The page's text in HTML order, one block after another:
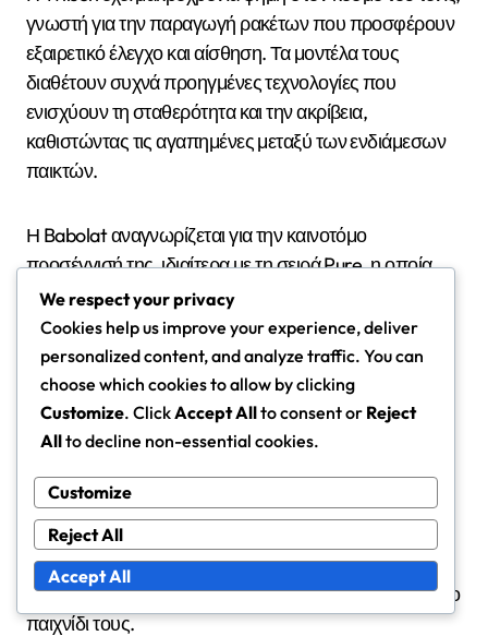
γνωστή για την παραγωγή ρακέτων που προσφέρουν
εξαιρετικό έλεγχο και αίσθηση. Τα μοντέλα τους
διαθέτουν συχνά προηγμένες τεχνολογίες που
ενισχύουν τη σταθερότητα και την ακρίβεια,
καθιστώντας τις αγαπημένες μεταξύ των ενδιάμεσων
παικτών.
Η Babolat αναγνωρίζεται για την καινοτόμο
προσέγγισή της, ιδιαίτερα με τη σειρά Pure, η οποία
συνδυάζει δύναμη με έλεγχο. Οι ρακέτες τους είναι
σχεδιασμένες για να παρέχουν εξαιρετική αίσθηση,
επιτρέποντας στους παίκτες να εκτελούν ακριβή
χτυπήματα αποτελεσματικά.
Η Head έχει καθιερωθεί ως ηγέτης στην τεχνολογία
ρακέτας, με έμφαση στη δημιουργία ρακέτων που
ισορροπούν τη δύναμη και τον έλεγχο. Η τεχνολογία
Graphene τους ενισχύει τη σταθερότητα ενώ διατηρεί
μια ελαφριά αίσθηση, που είναι ιδανική για
ενδιάμεσους παίκτες που επιθυμούν να βελτιώσουν το
παιχνίδι τους.
We respect your privacy
Cookies help us improve your experience, deliver
personalized content, and analyze traffic. You can
choose which cookies to allow by clicking
Customize. ClickAccept Allto consent or Reject
Allto decline non-essential cookies.
Customize
Reject All
Accept All